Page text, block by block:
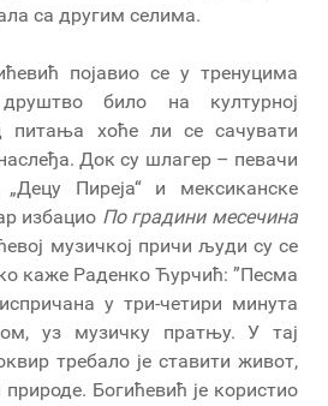
са другим селима.
појавио се у тренуцима
било на културној
питања хоће ли се сачувати
Док су шлагер – певачи
„Децу Пиреја“ и мексиканске
избацио По градини месечина
музичкој причи људи су се
каже Раденко Ћурчић: ”Песма
у три-четири минута
уз музичку пратњу. У тај
требало је ставити живот,
Богићевић је користио